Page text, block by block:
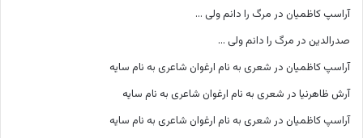
آراسپ کاظمیان در مرگ را دانم ولی …
صدرالدین در مرگ را دانم ولی …
آراسپ کاظمیان در شعری به نام ارغوان شاعری به نام سایه
آرش ظاهرنیا در شعری به نام ارغوان شاعری به نام سایه
آراسپ کاظمیان در شعری به نام ارغوان شاعری به نام سایه